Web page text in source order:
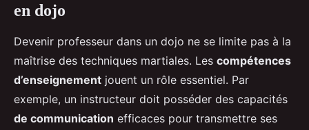
en dojo
Devenir professeur dans un dojo ne se limite pas à la
maîtrise des techniques martiales. Les compétences
d’enseignement jouent un rôle essentiel. Par
exemple, un instructeur doit posséder des capacités
de communication efficaces pour transmettre ses